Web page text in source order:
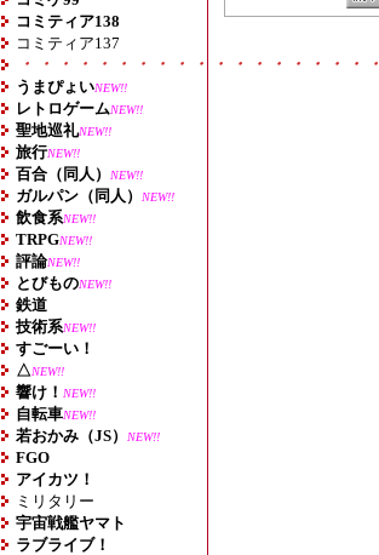
コミティア138
コミティア137
・・・・・・・・・・・・・・・・・・・
うまぴょいNEW!!
レトロゲームNEW!!
聖地巡礼NEW!!
旅行NEW!!
百合（同人） NEW!!
ガルパン（同人） NEW!!
飲食系NEW!!
TRPGNEW!!
評論NEW!!
とびものNEW!!
鉄道
技術系NEW!!
すごーい！
△NEW!!
響け！ NEW!!
自転車NEW!!
若おかみ（JS） NEW!!
FGO
アイカツ！
ミリタリー
宇宙戦艦ヤマト
ラブライブ！